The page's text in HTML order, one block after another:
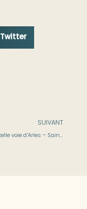
Twitter
SUIVANT
Compostelle voie d’Arles – Saint-Guilhem-le-Désert à Soumont